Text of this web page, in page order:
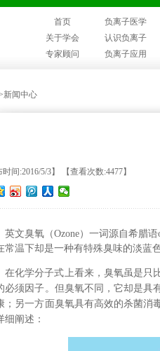
首页 负离子医学
关于学会
认识负离子
专家顾问
负离子应用
新闻中心
间:2016/5/3】 【查看次数:4477】
英文臭氧（Ozone）一词源自希腊
常温下却是一种有特殊臭味的淡蓝
在化学分子式上看来，臭氧虽是只
必须因子。但臭氧不同，它却是具
；另一方面臭氧具有高效的杀菌消
细阐述：